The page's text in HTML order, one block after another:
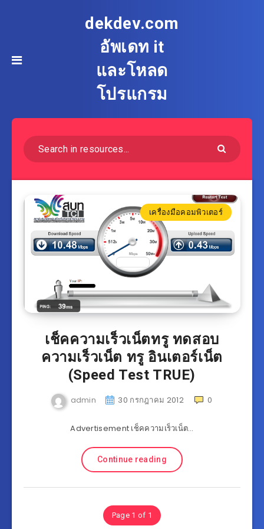
dekdev.com
อัพเดท it
และโหลด
โปรแกรม
เครื่องมือคอมพิวเตอร์
เช็คความเร็วเน็ตทรู ทดสอบ
ความเร็วเน็ต ทรู อินเตอร์เน็ต
(Speed Test TRUE)
admin 30 กรกฎาคม 2012 0
Advertisement เช็คความเร็วเน็ต…
Continue reading
Page 1 of 1